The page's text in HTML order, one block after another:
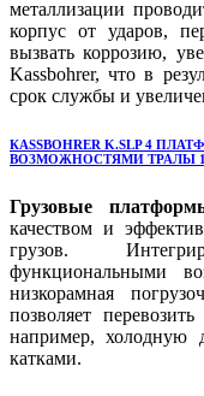
металлизации
корпус от ударов,
вызвать коррозию,
Kassbohrer, что в
срок службы и
КASSBOHRER K.SLP 4
ВОЗМОЖНОСТЯМИ ТРАЛЫ
Грузовые
качеством и
грузов.
функциональными
низкорамная
позволяет
например,
катками.